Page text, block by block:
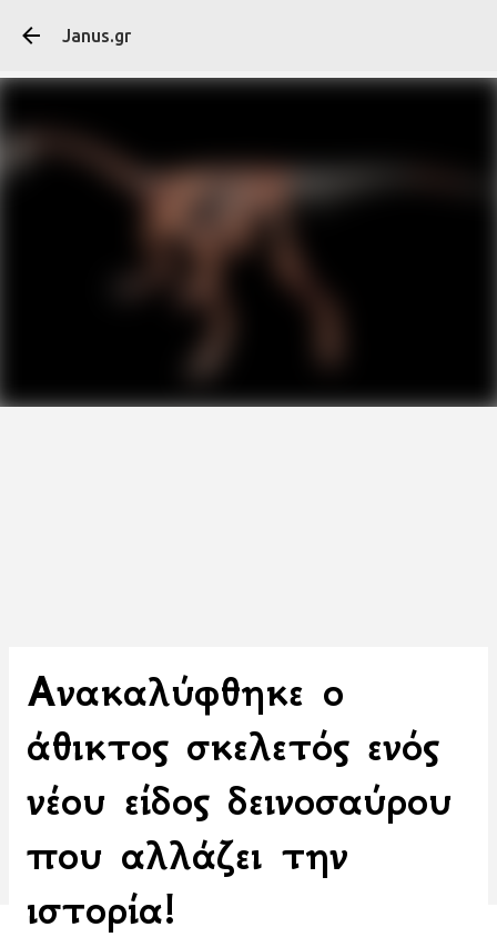
Janus.gr
Ανακαλύφθηκε ο
άθικτος σκελετός ενός
νέου είδος δεινοσαύρου
που αλλάζει την
ιστορία!